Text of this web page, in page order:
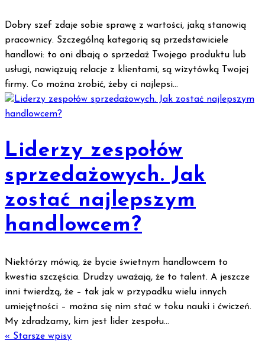
Dobry szef zdaje sobie sprawę z wartości, jaką stanowią
pracownicy. Szczególną kategorią są przedstawiciele
handlowi: to oni dbają o sprzedaż Twojego produktu lub
usługi, nawiązują relacje z klientami, są wizytówką Twojej
firmy. Co można zrobić, żeby ci najlepsi...
Liderzy zespołów
sprzedażowych. Jak
zostać najlepszym
handlowcem?
Niektórzy mówią, że bycie świetnym handlowcem to
kwestia szczęścia. Drudzy uważają, że to talent. A jeszcze
inni twierdzą, że – tak jak w przypadku wielu innych
umiejętności – można się nim stać w toku nauki i ćwiczeń.
My zdradzamy, kim jest lider zespołu...
« Starsze wpisy